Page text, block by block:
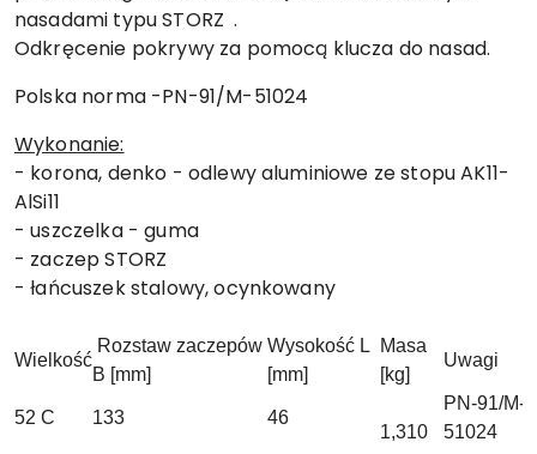
nasadami typu STORZ .
Odkręcenie pokrywy za pomocą klucza do nasad.
Polska norma -PN-91/M-51024
Wykonanie:
- korona, denko - odlewy aluminiowe ze stopu AK11-
AlSi11
- uszczelka - guma
- zaczep STORZ
- łańcuszek stalowy, ocynkowany
Wielkość
Rozstaw zaczepów
B [mm]
Wysokość L
[mm]
Masa
[kg]
Uwagi
52 C 133 46
1,310
PN-91/M-
51024